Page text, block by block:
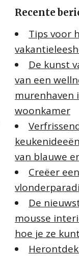
n
a
a
r
:
Recente
Tips voor
De kunst
van een
murenhaven
woonkamer
van blauwe
Creëer
De
mousse
hoe je ze